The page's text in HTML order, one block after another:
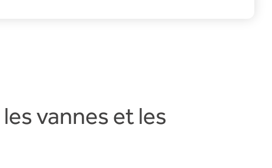
vannes et les